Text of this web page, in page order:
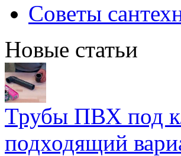
Советы
Новые статьи
Трубы ПВХ под
подходящий